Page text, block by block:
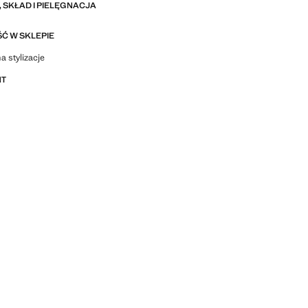
SKŁAD I PIELĘGNACJA
W SKLEPIE
ubrania i trendy
stylizacje